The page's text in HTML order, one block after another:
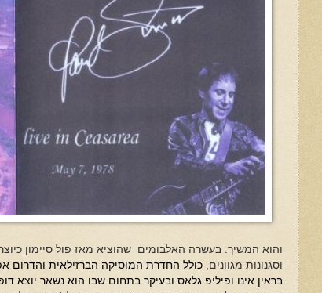
והוא המשיך. בעשרה האלבומים שהוציא מאז פול סיימון
וסגנונות מגוונים, כולל החדרת המוסיקה הברזילאית והדרום